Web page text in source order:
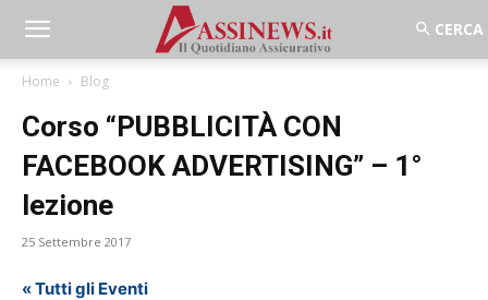
Home Blog
Corso “PUBBLICITÀ CON
FACEBOOK ADVERTISING” – 1°
lezione
25 Settembre 2017
« Tutti gli Eventi